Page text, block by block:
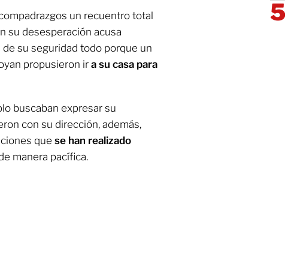
un recuentro total
su desesperación acusa
su seguridad todo porque un
propusieron ir a su casa para
buscaban expresar su
con su dirección, además,
que se han realizado
manera pacífica.